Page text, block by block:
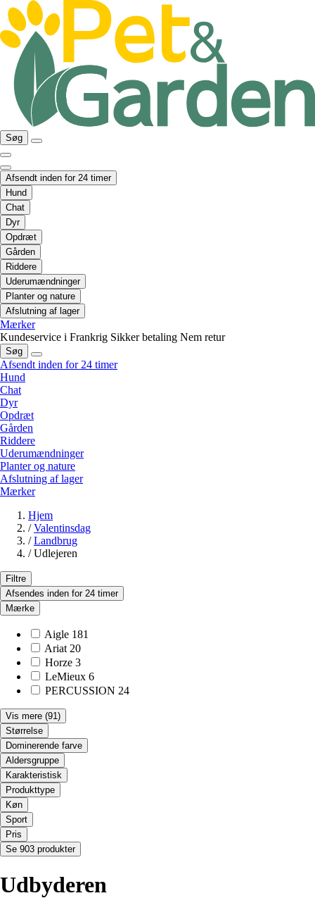
Søg
Afsendt inden for 24 timer
Hund
Chat
Dyr
Opdræt
Gården
Riddere
Uderumændninger
Planter og nature
Afslutning af lager
Mærker
Kundeservice i Frankrig Sikker betaling Nem retur
Søg
Afsendt inden for 24 timer
Hund
Chat
Dyr
Opdræt
Gården
Riddere
Uderumændninger
Planter og nature
Afslutning af lager
Mærker
Hjem
/ Valentinsdag
/ Landbrug
/ Udlejeren
Filtre
Afsendes inden for 24 timer
Mærke
Aigle 181
Ariat 20
Horze 3
LeMieux 6
PERCUSSION 24
Vis mere (91)
Størrelse
Dominerende farve
Aldersgruppe
Karakteristisk
Produkttype
Køn
Sport
Pris
Se 903 produkter
Udbyderen